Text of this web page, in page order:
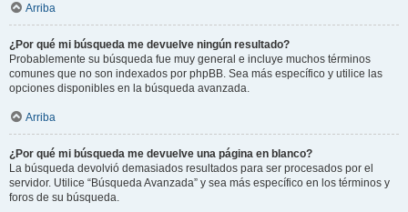
Arriba
¿Por qué mi búsqueda me devuelve ningún resultado?
Probablemente su búsqueda fue muy general e incluye muchos términos
comunes que no son indexados por phpBB. Sea más específico y utilice las
opciones disponibles en la búsqueda avanzada.
Arriba
¿Por qué mi búsqueda me devuelve una página en blanco?
La búsqueda devolvió demasiados resultados para ser procesados por el
servidor. Utilice “Búsqueda Avanzada” y sea más específico en los términos y
foros de su búsqueda.